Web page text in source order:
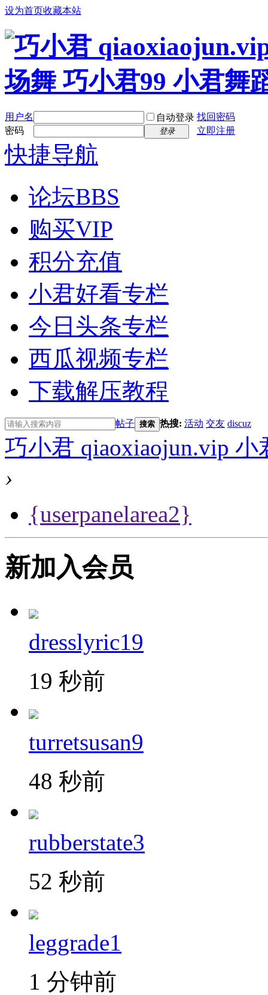
设为首页收藏本站
用户名 自动登录 找回密码
密码
登录 立即注册
快捷导航
论坛BBS
购买VIP
积分充值
小君好看专栏
今日头条专栏
西瓜视频专栏
下载解压教程
帖子 搜索 热搜: 活动 交友 discuz
巧小君 qiaoxiaojun.vip
›
{userpanelarea2}
新加入会员
dresslyric19
19 秒前
turretsusan9
48 秒前
rubberstate3
52 秒前
leggrade1
1 分钟前